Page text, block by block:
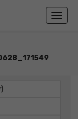
Toggle